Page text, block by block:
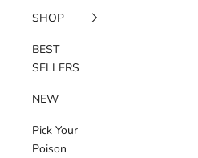
SHOP
BEST
SELLERS
NEW
Pick Your
Poison